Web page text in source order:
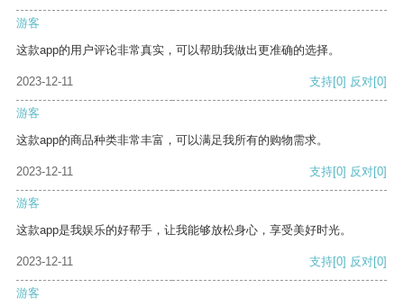
游客
这款app的用户评论非常真实，可以帮助我做出更准确的选择。
2023-12-11 支持[0] 反对[0]
游客
这款app的商品种类非常丰富，可以满足我所有的购物需求。
2023-12-11 支持[0] 反对[0]
游客
这款app是我娱乐的好帮手，让我能够放松身心，享受美好时光。
2023-12-11 支持[0] 反对[0]
游客